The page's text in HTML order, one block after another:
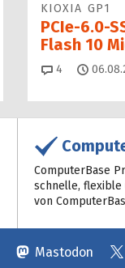
KIOXIA GP1
PCIe-6.0-
Flash 10
4
ComputerBase
schnelle, flexible
von
Mastodon